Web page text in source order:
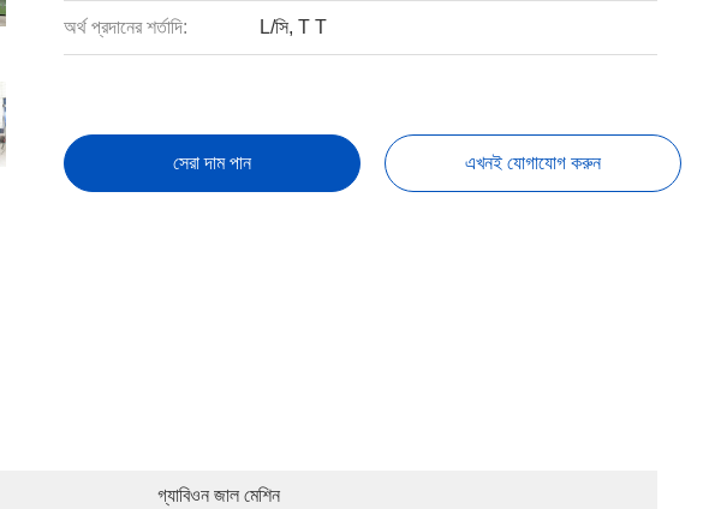
অর্থ প্রদানের শর্তাদি: L/সি, T T
সেরা দাম পান এখনই যোগাযোগ করুন
গ্যাবিওন জাল মেশিন